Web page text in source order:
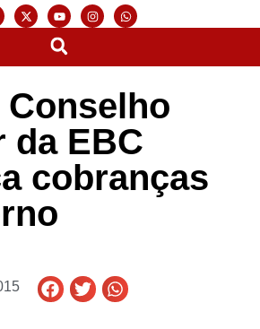
Conselho
da EBC
cobranças